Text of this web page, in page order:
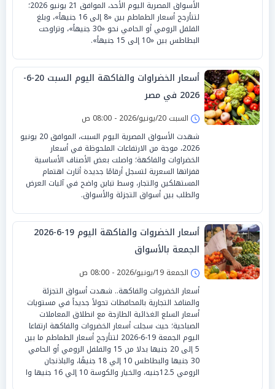
الأسواق المصرية اليوم الأحد، الموافق 21 يونيو 2026؛
لتتأرجح أسعار الطماطم بين «8 إلى 16 جنيهاً»، وبلغ
الفلفل الرومي أو الحامي نحو «30 جنيهاً»، وتراوحت
البطاطس بين «10 إلى 15 جنيهاً».
أسعار الخضراوات والفاكهة اليوم السبت 20-6-
2026 في مصر
السبت 20/يونيو/2026 - 08:00 ص
شهدت الأسواق المصرية اليوم السبت، الموافق 20 يونيو
2026، موجة من الارتفاعات الملحوظة في أسعار
الخضراوات والفاكهة؛ واصلت بعض الأصناف الأساسية
قفزاتها السعرية لتسجل أرقامًا جديدة أثارت اهتمام
المستهلكين والتجار، وسط تباين واضح في آليات العرض
والطلب بين أسواق التجزئة والأسواق.
أسعار الخضروات والفاكهة اليوم 19-6-2026
الجمعة بالأسواق
الجمعة 19/يونيو/2026 - 08:00 ص
أسعار الخضروات والفاكهة.. شهدت أسواق التجزئة
والمنافذ التجارية بالمحافظات تحولاً جديداً في مستويات
أسعار السلع الغذائية الطازجة مع انطلاق المعاملات
الصباحية؛ حيث سجلت أسعار الخضروات والفاكهة ارتفاعا
اليوم الجمعة 19-6-2026 لتتأرجح أسعار الطماطم ما بين
5 إلى 20 جنيها بدلا من 15 والفلفل الرومي أو الحامي
30 جنيها والبطاطس 10 إلي 18 جنيهًا، والباذنجان
الرومي 12.5جنيه، والخيار والكوسة 10 إلي 16 جنيها وا